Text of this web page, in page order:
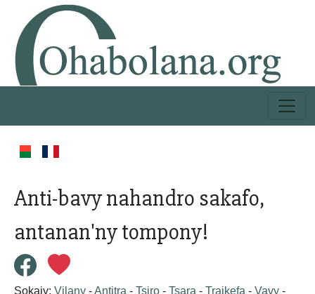
Anti-bavy nahandro sakafo,
antanan'ny tompony!
Sokajy: Vilany -Antitra - Tsiro - Tsara - Traikefa - Vavy -